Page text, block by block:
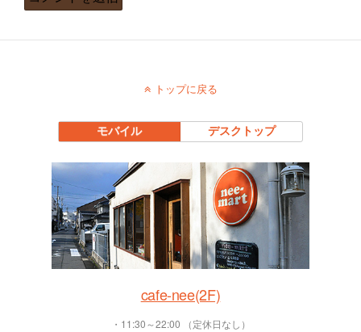
トップに戻る
モバイル デスクトップ
cafe-nee(2F)
・11:30～22:00 （定休日なし）